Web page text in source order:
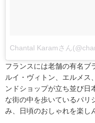
Chantal Karamさん
フランスには老舗の有名ブ
ルイ・ヴィトン、エルメス
ンドショップが立ち並び日
な街の中を歩いているパリ
み、日頃のおしゃれを楽し